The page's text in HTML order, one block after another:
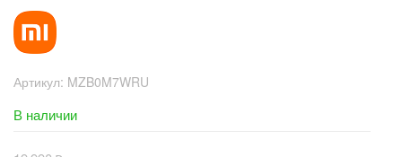
Артикул: MZB0M7WRU
В наличии